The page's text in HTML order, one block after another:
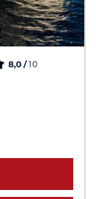
8,0 /10